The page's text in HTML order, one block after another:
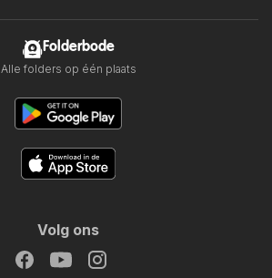
Folderbode
Alle folders op één plaats
Volg ons